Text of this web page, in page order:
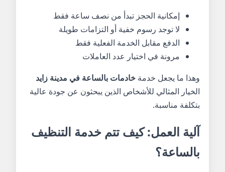
إمكانية الحجز تبدأ من نصف ساعة فقط
لا توجد رسوم خفية أو التزامات طويلة
الدفع مقابل الخدمة الفعلية فقط
مرونة في اختيار عدد العاملات
وهذا ما يجعل خدمة خادمات بالساعة في مدينة زايد
الخيار المثالي للأشخاص الذين يبحثون عن جودة عالية
بتكلفة مناسبة.
آلية العمل: كيف تتم خدمة التنظيف
بالساعة؟